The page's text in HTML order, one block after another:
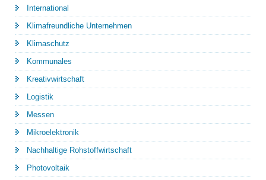
International
Klimafreundliche Unternehmen
Klimaschutz
Kommunales
Kreativwirtschaft
Logistik
Messen
Mikroelektronik
Nachhaltige Rohstoffwirtschaft
Photovoltaik